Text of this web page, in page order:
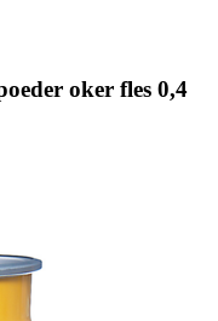
oker fles 0,4